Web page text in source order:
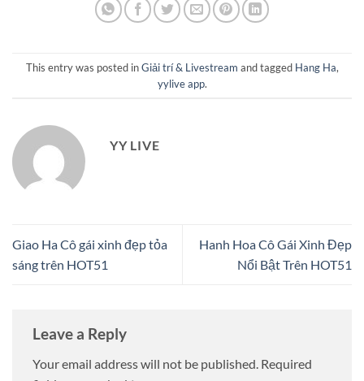
This entry was posted inGiải trí & Livestream and tagged Hang Ha,
yylive app.
YY LIVE
Giao Ha Cô gái xinh đẹp tỏa
sáng trên HOT51
Hanh Hoa Cô Gái Xinh Đẹp
Nổi Bật Trên HOT51
Leave a Reply
Your email address will not be published. Required